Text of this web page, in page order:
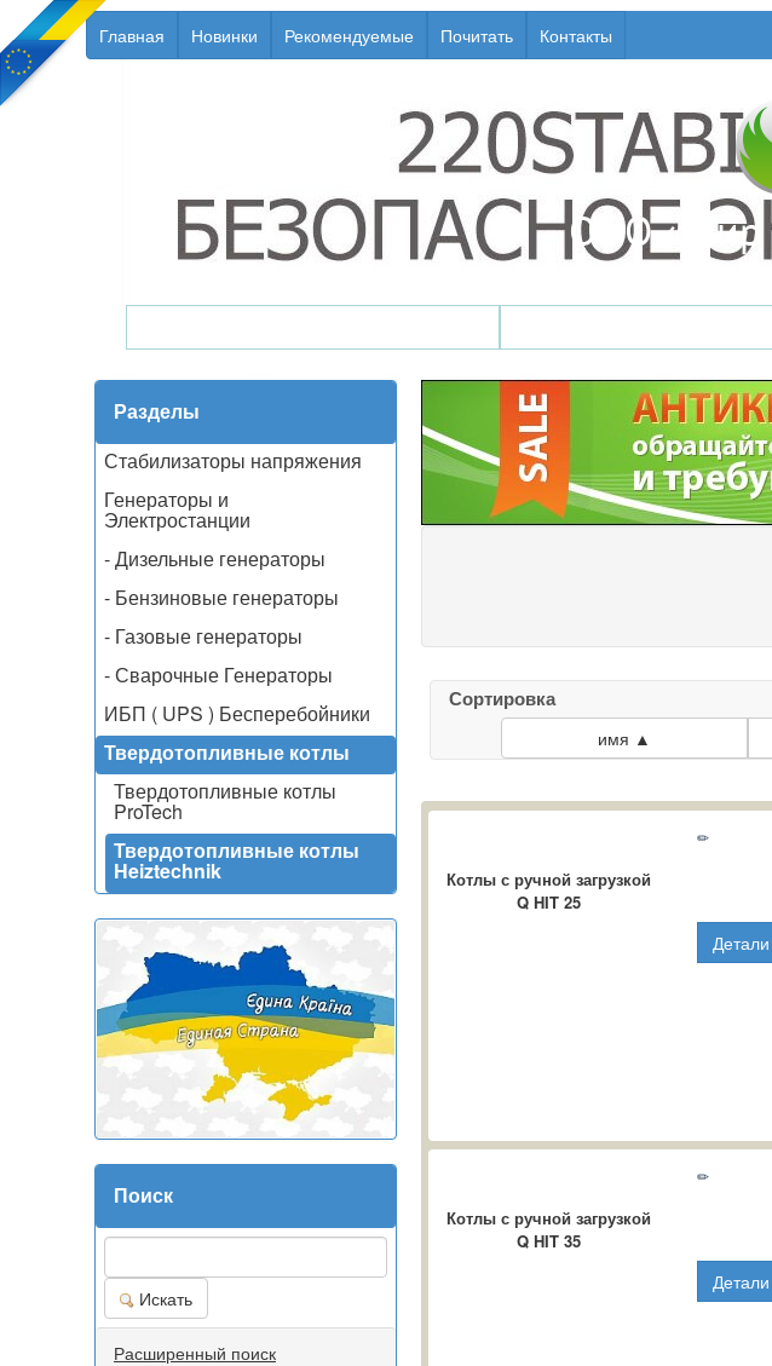
Главная Новинки Рекомендуемые Почитать Контакты
Разделы
Стабилизаторы напряжения
Генераторы и
Электростанции
- Дизельные генераторы
- Бензиновые генераторы
- Газовые генераторы
- Сварочные Генераторы
ИБП ( UPS ) Бесперебойники
Твердотопливные котлы
Твердотопливные котлы
ProTech
Твердотопливные котлы
Heiztechnik
Поиск
Искать
Расширенный поиск
Сортировка
имя ▲
Котлы с ручной загрузкой
Q HIT 25
✏
Детали
Котлы с ручной загрузкой
Q HIT 35
✏
Детали